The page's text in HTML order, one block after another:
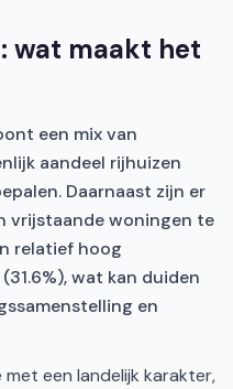
wat maakt het
een mix van
aandeel rijhuizen
Daarnaast zijn er
vrijstaande woningen te
relatief hoog
wat kan duiden
en
een landelijk karakter,